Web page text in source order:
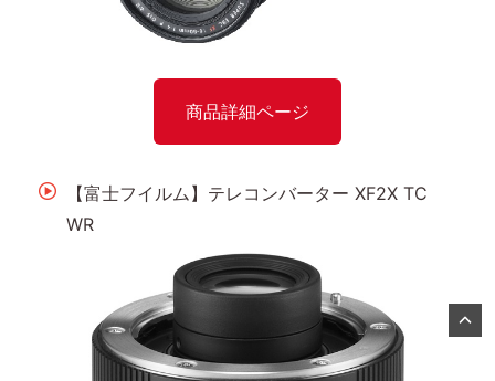
商品詳細ページ
【富士フイルム】テレコンバーター XF2X TC
WR